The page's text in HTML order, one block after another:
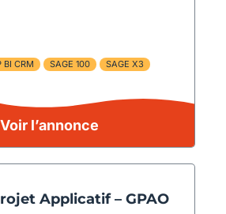
BI CRM SAGE 100 SAGE X3
Voir l’annonce
Applicatif – GPAO